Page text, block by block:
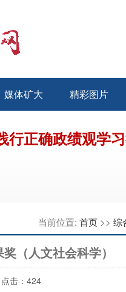
媒体矿大 精彩图片
行正确政绩观学
当前位置: 首页 >> 综
（人文社会科学）
点击： 424